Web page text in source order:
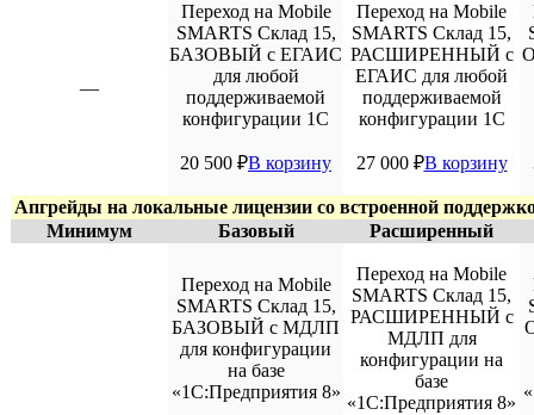
—
Переход на Mobile
SMARTS Склад 15,
БАЗОВЫЙ с ЕГАИС
для любой
поддерживаемой
конфигурации 1С
20 500 ₽В корзину
Переход на Mobile
SMARTS Склад 15,
РАСШИРЕННЫЙ с
ЕГАИС для любой
поддерживаемой
конфигурации 1С
27 000 ₽В корзину
Апгрейды на локальные лицензии со встроенной
Минимум
Базовый Расширенный
Переход на Mobile
SMARTS Склад 15,
БАЗОВЫЙ с МДЛП
для конфигурации
на базе
«1С:Предприятия 8»
Переход на Mobile
SMARTS Склад 15,
РАСШИРЕННЫЙ с
МДЛП для
конфигурации на
базе
«1С:Предприятия 8»